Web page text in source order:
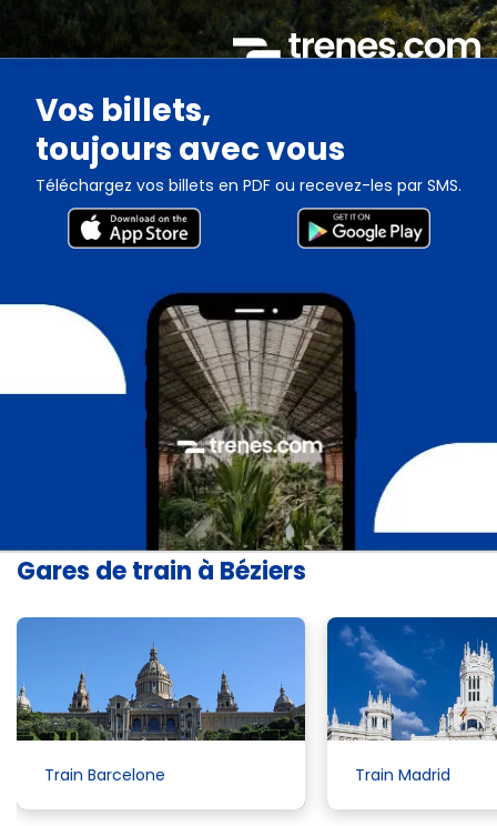
Vos billets,
toujours avec vous
Téléchargez vos billets en PDF ou recevez-les par SMS.
Gares de train à Béziers
Train Barcelone Train Madrid